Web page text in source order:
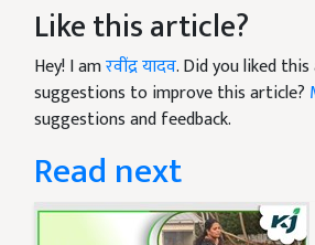
Like this article?
Hey! I amरवींद्र यादव. Did you liked
suggestions to improve this article?
suggestions and feedback.
Read next